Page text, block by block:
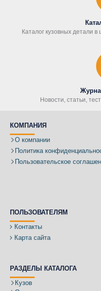
Каталог кузовных детали
Новости, статьи,
КОМПАНИЯ
О компании
Политика
Пользовательское
ПОЛЬЗОВАТЕЛЯМ
Контакты
Карта сайта
РАЗДЕЛЫ КАТАЛОГА
Кузов